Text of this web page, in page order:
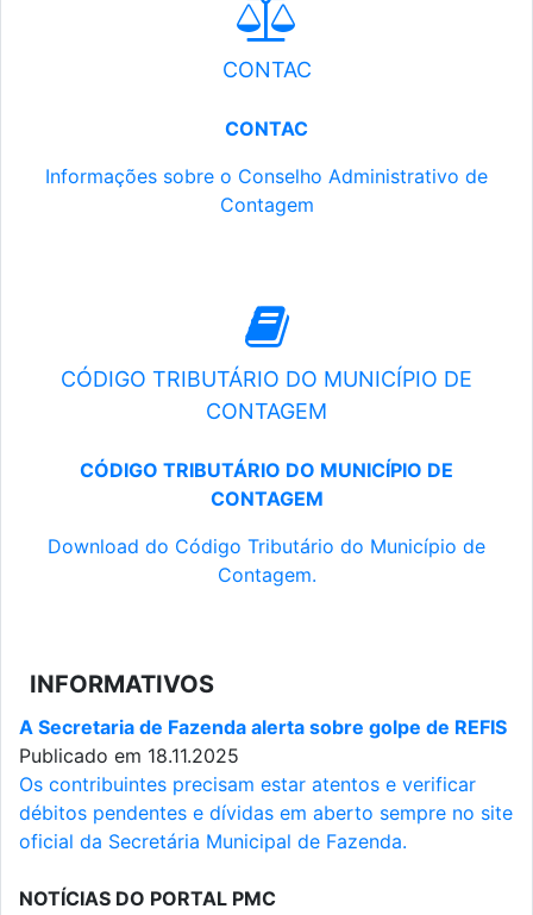
CONTAC
CONTAC
Informações sobre o Conselho Administrativo de
Contagem
CÓDIGO TRIBUTÁRIO DO MUNICÍPIO DE
CONTAGEM
CÓDIGO TRIBUTÁRIO DO MUNICÍPIO DE
CONTAGEM
Download do Código Tributário do Município de
Contagem.
INFORMATIVOS
A Secretaria de Fazenda alerta sobre golpe de REFIS
Publicado em 18.11.2025
Os contribuintes precisam estar atentos e verificar
débitos pendentes e dívidas em aberto sempre no site
oficial da Secretária Municipal de Fazenda.
NOTÍCIAS DO PORTAL PMC